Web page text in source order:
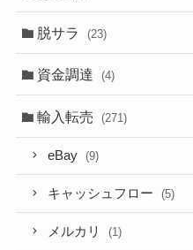
脱サラ (23)
資金調達 (4)
輸入転売 (271)
eBay (9)
キャッシュフロー (5)
メルカリ (1)